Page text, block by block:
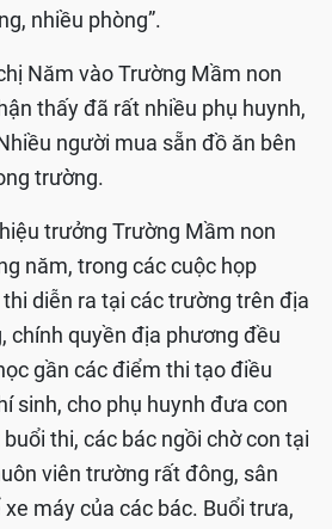
nhiều phòng”.
Năm vào Trường Mầm non
thấy đã rất nhiều phụ huynh,
người mua sẵn đồ ăn bên
trường.
trưởng Trường Mầm non
năm, trong các cuộc họp
diễn ra tại các trường trên địa
chính quyền địa phương đều
gần các điểm thi tạo điều
sinh, cho phụ huynh đưa con
thi, các bác ngồi chờ con tại
viên trường rất đông, sân
máy của các bác. Buổi trưa,